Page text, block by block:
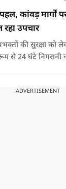
कांवड़ मार्गों
उपचार
की सुरक्षा को
से 24 घंटे निगरानी
ADVERTISEMENT